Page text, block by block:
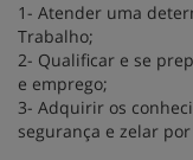
1- Atender uma
Trabalho;
2- Qualificar e se
e emprego;
3- Adquirir os
segurança e zelar